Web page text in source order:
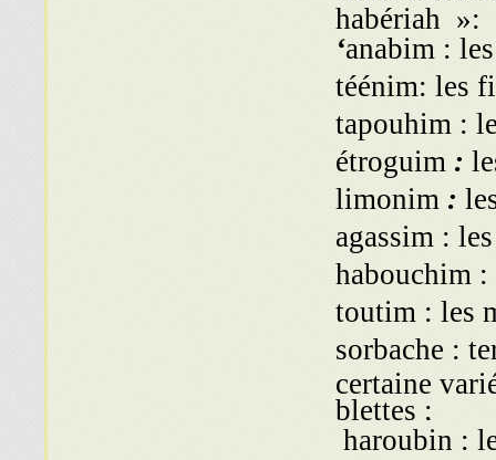
habériah »:
‘anabim :
téénim: les
tapouhim :
étroguim :
limonim :
agassim :
habouchim
toutim : les
sorbache :
certaine
blettes ;
haroubin :